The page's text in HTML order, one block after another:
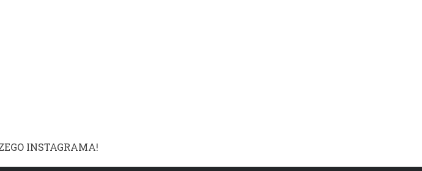
INSTAGRAMA!